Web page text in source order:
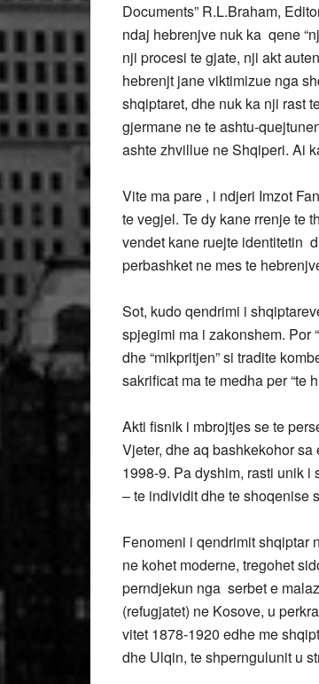
Documents” R.L.Braham,
ndaj hebrenjve nuk ka qene
nji procesi te gjate, nji akt
hebrenjt jane viktimizue nga
shqiptaret, dhe nuk ka nji rast
gjermane ne te ashtu-
ashte zhvillue ne Shqiperi. Ai
Vite ma pare , i ndjeri Imzot
te vegjel. Te dy kane rrenje te
vendet kane ruejte identitetin
perbashket ne mes te
Sot, kudo qendrimi i
spjegimi ma i zakonshem. Por
dhe “mikpritjen” si tradite
sakrificat ma te medha per “te
Akti fisnik i mbrojtjes se te
Vjeter, dhe aq bashkekohor
1998-9. Pa dyshim, rasti unik
– te individit dhe te shoqenise
Fenomeni i qendrimit shqiptar
ne kohet moderne, tregohet
perndjekun nga serbet e
(refugjatet) ne Kosove, u
vitet 1878-1920 edhe me
dhe Ulqin, te shperngulunit u